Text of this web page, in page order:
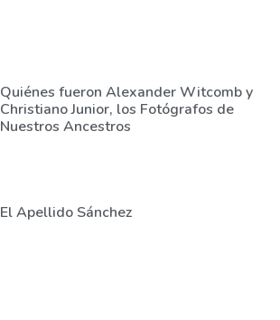
Quiénes fueron Alexander Witcomb y
Christiano Junior, los Fotógrafos de
Nuestros Ancestros
El Apellido Sánchez